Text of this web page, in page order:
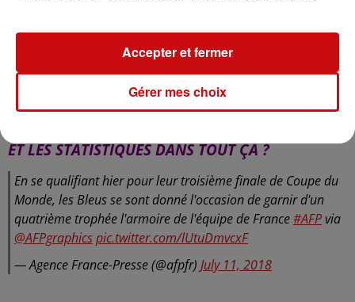
ET LES STATISTIQUES DANS TOUT ÇA ?
En se qualifiant hier pour leur troisième finale de Coupe du
Monde, les Bleus se sont donné l'occasion de garnir d'un
quatrième trophée l'armoire de l'équipe de France#AFP via
@AFPgraphicspic.twitter.com/lUtuDmvcxF
— Agence France-Presse (@afpfr) July 11, 2018
Gérer mes choix
Accepter et fermer